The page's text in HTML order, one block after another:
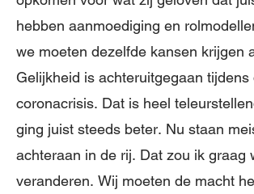
hebben aanmoediging en
we moeten dezelfde kansen krijgen
Gelijkheid is achteruitgegaan tijdens
coronacrisis. Dat is heel
ging juist steeds beter. Nu staan
achteraan in de rij. Dat zou ik graag
veranderen. Wij moeten de macht